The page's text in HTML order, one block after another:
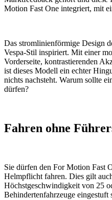
Motion Fast One integriert, mit
Das stromlinienförmige Design
Vespa-Stil inspiriert. Mit einer
Vorderseite, kontrastierenden
ist dieses Modell ein echter
nichts nachsteht. Warum sollte
dürfen?
Fahren ohne
Sie dürfen den For Motion Fast
Helmpflicht fahren. Dies gilt
Höchstgeschwindigkeit von 25
Behindertenfahrzeuge eingestuft